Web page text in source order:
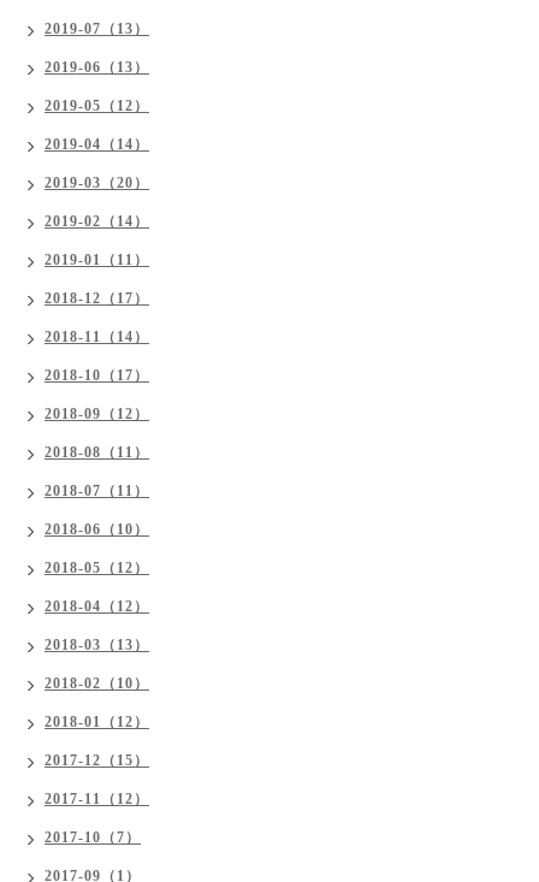
2019-07（13）
2019-06（13）
2019-05（12）
2019-04（14）
2019-03（20）
2019-02（14）
2019-01（11）
2018-12（17）
2018-11（14）
2018-10（17）
2018-09（12）
2018-08（11）
2018-07（11）
2018-06（10）
2018-05（12）
2018-04（12）
2018-03（13）
2018-02（10）
2018-01（12）
2017-12（15）
2017-11（12）
2017-10（7）
2017-09（1）